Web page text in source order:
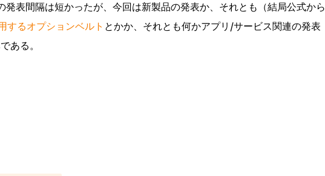
表間隔は短かったが、今回は新製品の発表か、それとも（結局公式から
るオプションベルト とかか、それとも何かアプリ/サービス関連の発表
ある。